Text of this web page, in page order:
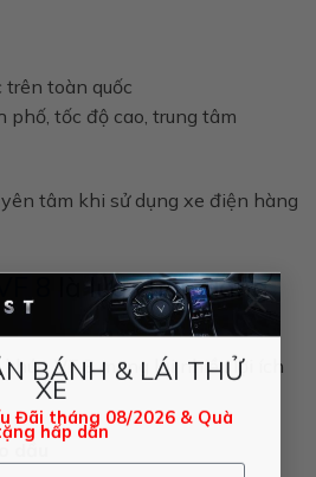
BÁNH & LÁI THỬ
XE
Đãi tháng 08/2026 & Quà
hấp dẫn
×
trên toàn quốc
phố, tốc độ cao, trung tâm
tâm khi sử dụng xe điện hàng
8
là lựa chọn đáng
VF 8 mang lại nhiều lợi ích